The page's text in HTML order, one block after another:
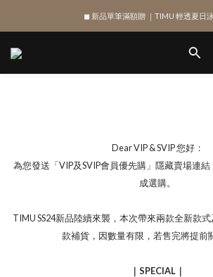
綁定 LINE 註冊新會員，獲得 $100
◼︎ 新品單筆滿額贈 ｜TIMU 輕透夏日
綁定 LINE 註冊新會員，獲得 $100
Dear VIP & SVIP 您好：
為您發送「VIP及SVIP會員優先購」隱藏賣場連
成選購。
TIMU SS24新品陸續來襲，本次帶來兩款全新款
款補貨，因數量有限，若售完將提前
｜SPECIAL｜